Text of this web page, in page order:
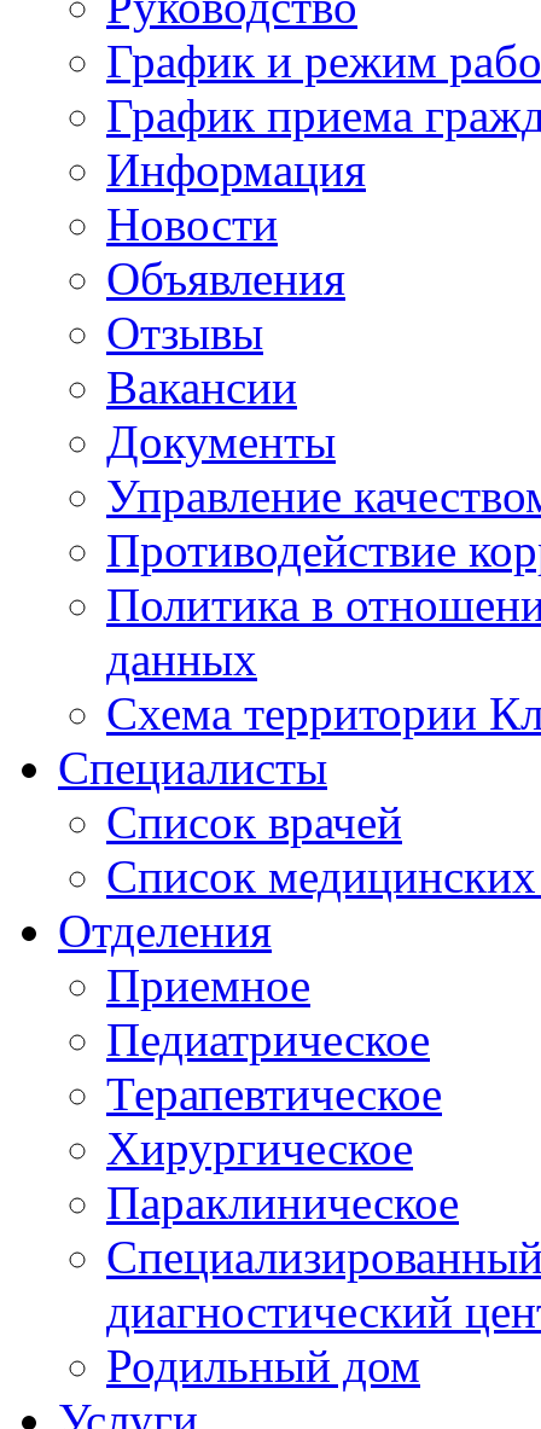
График и режим
График приема
Информация
Новости
Объявления
Отзывы
Вакансии
Документы
Управление
Противодействие
Политика в
данных
Схема территории
Специалисты
Список врачей
Список медицинских
Отделения
Приемное
Педиатрическое
Терапевтическое
Хирургическое
Параклиническое
диагностический
Родильный дом